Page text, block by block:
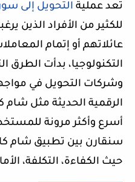
تعد عملية التحويل إلى
للكثير من الأفراد الذين
عائلاتهم أو إتمام
التكنولوجيا، بدأت الطرق
وشركات التحويل في
الرقمية الحديثة مثل شام
أسرع وأكثر مرونة
سنقارن بين تطبيق شام
حيث الكفاءة، التكلفة،